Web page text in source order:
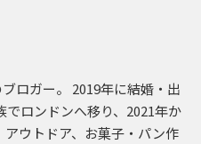
ロガー。 2019年に結婚・出
でロンドンへ移り、2021年か
ウトドア、お菓子・パン作